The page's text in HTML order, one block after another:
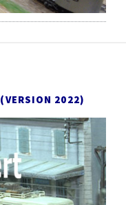
(VERSION 2022)